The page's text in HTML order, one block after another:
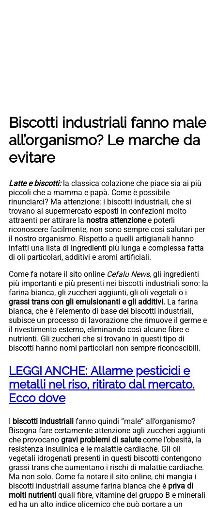
Biscotti industriali fanno male
all’organismo? Le marche da
evitare
Latte e biscotti:la classica colazione che piace sia ai più
piccoli che a mamma e papà. Come è possibile
rinunciarci? Ma attenzione: i biscotti industriali, che si
trovano al supermercato esposti in confezioni molto
attraenti per attirare la nostra attenzionee poterli
riconoscere facilmente, non sono sempre così salutari per
il nostro organismo. Rispetto a quelli artigianali hanno
infatti una lista di ingredienti più lunga e complessa fatta
di oli particolari, additivi e aromi artificiali.
Come fa notare il sito online Cefalu News, gli ingredienti
più importanti e più presenti nei biscotti industriali sono: la
farina bianca, gli zuccheri aggiunti, gli oli vegetali o i
grassi trans con gli emulsionanti e gli additivi. La farina
bianca, che è l’elemento di base dei biscotti industriali,
subisce un processo di lavorazione che rimuove il germe e
il rivestimento esterno, eliminando così alcune fibre e
nutrienti. Gli zuccheri che si trovano in questi tipo di
biscotti hanno nomi particolari non sempre riconoscibili.
LEGGI ANCHE: Allarme pesticidi e
metalli nel riso, ritirato dal mercato.
Ecco dove
I biscotti industriali fanno quindi “male” all’organismo?
Bisogna fare certamente attenzione agli zuccheri aggiunti
che provocano gravi problemi di salutecome l’obesità, la
resistenza insulinica e le malattie cardiache. Gli oli
vegetali idrogenati presenti in questi biscotti contengono
grassi trans che aumentano i rischi di malattie cardiache.
Ma non solo. Come fa notare il sito online, chi mangia i
biscotti industriali assume farina bianca che è priva di
molti nutrienti quali fibre, vitamine del gruppo B e minerali
ed ha un alto indice glicemico che può portare a un